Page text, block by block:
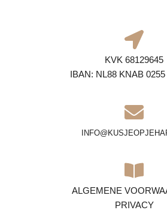
KVK 68129645
IBAN: NL88 KNAB 0255
ALGEMENE
PRIVACY